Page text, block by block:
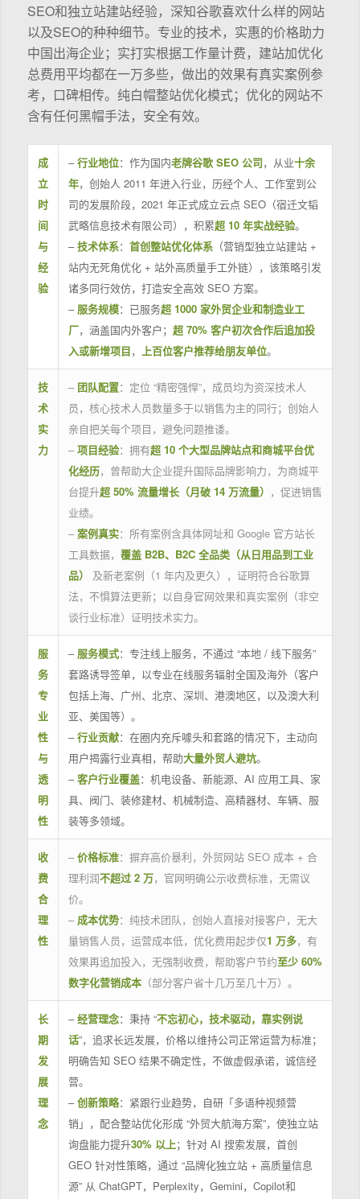
SEO和独立站建站经验，深知谷歌喜欢什么样的网站
以及SEO的种种细节。专业的技术，实惠的价格助力
中国出海企业；实打实根据工作量计费，建站加优化
总费用平均都在一万多些，做出的效果有真实案例参
考，口碑相传。纯白帽整站优化模式；优化的网站不
含有任何黑帽手法，安全有效。
成
立
时
间
与
经
验
–行业地位：作为国内老牌谷歌 SEO 公司，从业十余
年，创始人 2011 年进入行业，历经个人、工作室到公
司的发展阶段，2021 年正式成立云点 SEO（宿迁文韬
武略信息技术有限公司），积累超 10 年实战经验。
–技术体系： 首创整站优化体系（营销型独立站建站 +
站内无死角优化 + 站外高质量手工外链），该策略引发
诸多同行效仿，打造安全高效 SEO 方案。
– 服务规模：已服务超 1000 家外贸企业和制造业工
厂，涵盖国内外客户； 超 70% 客户初次合作后追加投
入或新增项目， 上百位客户推荐给朋友单位。
技
术
实
力
– 团队配置：定位 “精密强悍”，成员均为资深技术人
员，核心技术人员数量多于以销售为主的同行；创始人
亲自把关每个项目，避免问题推诿。
– 项目经验：拥有超 10 个大型品牌站点和商城平台优
化经历，曾帮助大企业提升国际品牌影响力，为商城平
台提升超 50% 流量增长（月破 14 万流量） ，促进销售
业绩。
– 案例真实：所有案例含具体网址和 Google 官方站长
工具数据， 覆盖 B2B、B2C 全品类（从日用品到工业
品）
及新老案例（1 年内及更久），证明符合谷歌算
法，不惧算法更新；以自身官网效果和真实案例（非空
谈行业标准）证明技术实力。
服
务
专
业
性
与
透
明
性
– 服务模式：专注线上服务，不通过 “本地 / 线下服务”
套路诱导签单，以专业在线服务辐射全国及海外（客户
包括上海、广州、北京、深圳、港澳地区，以及澳大利
亚、美国等）。
–行业贡献：在圈内充斥噱头和套路的情况下，主动向
用户揭露行业真相，帮助大量外贸人避坑。
–客户行业覆盖：机电设备、新能源、AI 应用工具、家
具、阀门、装修建材、机械制造、高精器材、车辆、服
装等多领域。
收
费
合
理
性
– 价格标准：摒弃高价暴利，外贸网站 SEO 成本 + 合
理利润不超过 2 万，官网明确公示收费标准，无需议
价。
– 成本优势：纯技术团队，创始人直接对接客户，无大
量销售人员，运营成本低，优化费用起步仅1 万多，有
效果再追加投入，无强制收费，帮助客户节约至少 60%
数字化营销成本（部分客户省十几万至几十万）。
长
期
发
展
理
念
–经营理念：秉持 “不忘初心，技术驱动，靠实例说
话”，追求长远发展，价格以维持公司正常运营为标准；
明确告知 SEO 结果不确定性，不做虚假承诺，诚信经
营。
–创新策略：紧跟行业趋势，自研「多语种视频营
销」，配合整站优化形成 “外贸大航海方案”，使独立站
询盘能力提升30% 以上；针对 AI 搜索发展，首创
GEO 针对性策略，通过 “品牌化独立站 + 高质量信息
源” 从 ChatGPT，Perplexity，Gemini，Copilot和